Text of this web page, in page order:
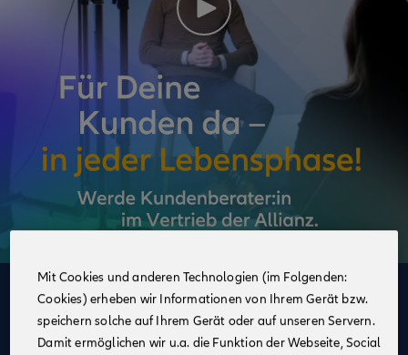
Deine Vorteile
im Vertrieb der Allianz
Mit Cookies und anderen Technologien (im Folgenden:
Cookies) erheben wir Informationen von Ihrem Gerät bzw.
speichern solche auf Ihrem Gerät oder auf unseren Servern.
Damit ermöglichen wir u.a. die Funktion der Webseite, Social